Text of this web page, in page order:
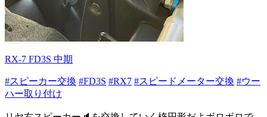
RX-7 FD3S 中期
#スピーカー交換 #FD3S #RX7 #スピードメーター交換 #ウー
ハー取り付け